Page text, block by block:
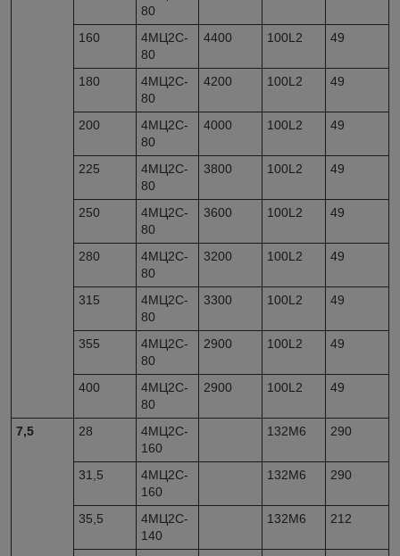
80
160
4МЦ2С-
80
4400 100L2 49
180
4МЦ2С-
80
4200 100L2 49
200
4МЦ2С-
80
4000 100L2 49
225
4МЦ2С-
80
3800 100L2 49
250
4МЦ2С-
80
3600 100L2 49
280
4МЦ2С-
80
3200 100L2 49
315
4МЦ2С-
80
3300 100L2 49
355
4МЦ2С-
80
2900 100L2 49
400
4МЦ2С-
80
2900 100L2 49
7,5 28
4МЦ2С-
160
132М6 290
31,5
4МЦ2С-
160
132М6 290
35,5
4МЦ2С-
140
132М6 212